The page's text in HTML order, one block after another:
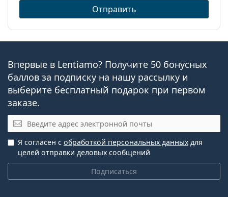
Отправить
Впервые в Lentiamo? Получите 50 бонусных
баллов за подписку на нашу рассылку и
выберите бесплатный подарок при первом
заказе.
Эл. почта
Подписаться
Я согласен с обработкой персональных данных для
целей отправки деловых сообщений